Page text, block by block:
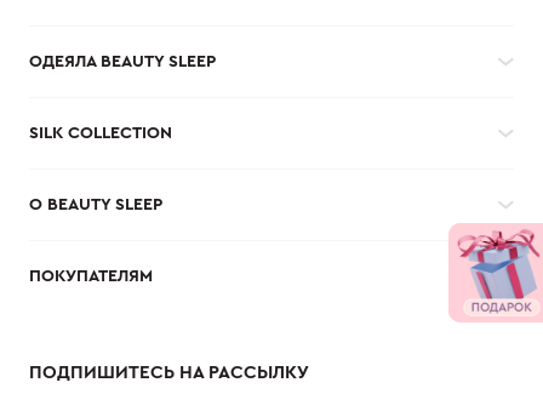
ОДЕЯЛА BEAUTY SLEEP
SILK COLLECTION
О BEAUTY SLEEP
ПОКУПАТЕЛЯМ
ПОДПИШИТЕСЬ НА РАССЫЛКУ